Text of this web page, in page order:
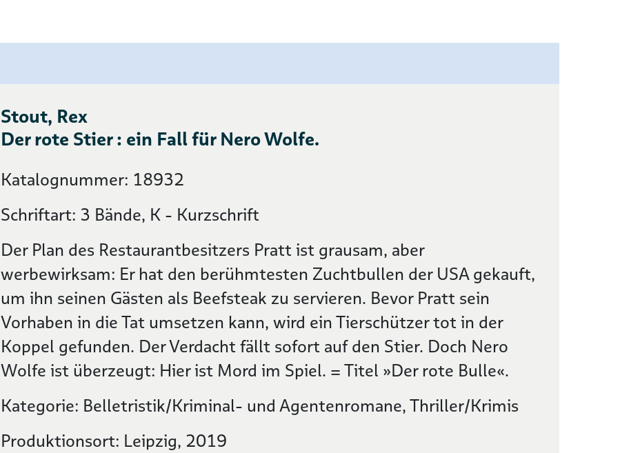
Stout, Rex
Der rote Stier : ein Fall für Nero Wolfe.
Katalognummer: 18932
Schriftart: 3 Bände, K - Kurzschrift
Der Plan des Restaurantbesitzers Pratt ist grausam, aber
werbewirksam: Er hat den berühmtesten Zuchtbullen der USA gekauft,
um ihn seinen Gästen als Beefsteak zu servieren. Bevor Pratt sein
Vorhaben in die Tat umsetzen kann, wird ein Tierschützer tot in der
Koppel gefunden. Der Verdacht fällt sofort auf den Stier. Doch Nero
Wolfe ist überzeugt: Hier ist Mord im Spiel. = Titel »Der rote Bulle«.
Kategorie: Belletristik/Kriminal- und Agentenromane, Thriller/Krimis
Produktionsort: Leipzig, 2019